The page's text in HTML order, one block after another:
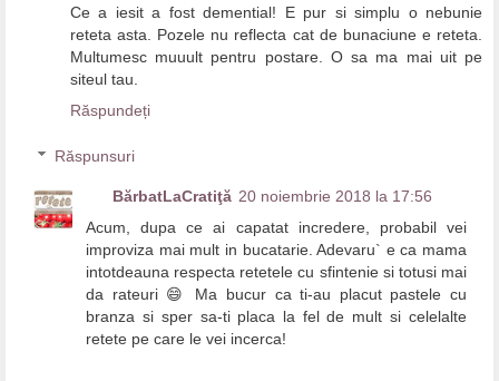
Ce a iesit a fost demential! E pur si simplu o nebunie
reteta asta. Pozele nu reflecta cat de bunaciune e reteta.
Multumesc muuult pentru postare. O sa ma mai uit pe
siteul tau.
Răspundeți
Răspunsuri
BărbatLaCratiţă 20 noiembrie 2018 la 17:56
Acum, dupa ce ai capatat incredere, probabil vei
improviza mai mult in bucatarie. Adevaru` e ca mama
intotdeauna respecta retetele cu sfintenie si totusi mai
da rateuri 😄 Ma bucur ca ti-au placut pastele cu
branza si sper sa-ti placa la fel de mult si celelalte
retete pe care le vei incerca!